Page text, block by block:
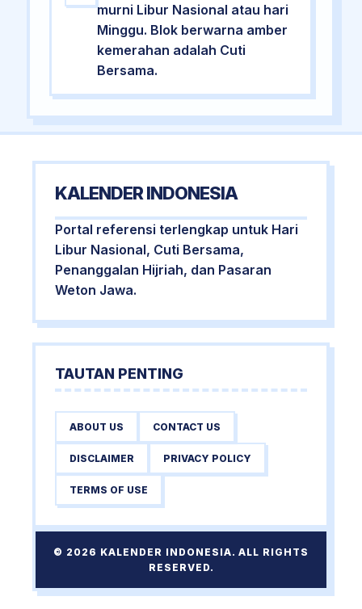
murni Libur Nasional atau hari
Minggu. Blok berwarna amber
kemerahan adalah Cuti
Bersama.
KALENDER INDONESIA
Portal referensi terlengkap untuk Hari
Libur Nasional, Cuti Bersama,
Penanggalan Hijriah, dan Pasaran
Weton Jawa.
TAUTAN PENTING
ABOUT US CONTACT US
DISCLAIMER PRIVACY POLICY
TERMS OF USE
© 2026 KALENDER INDONESIA. ALL RIGHTS
RESERVED.